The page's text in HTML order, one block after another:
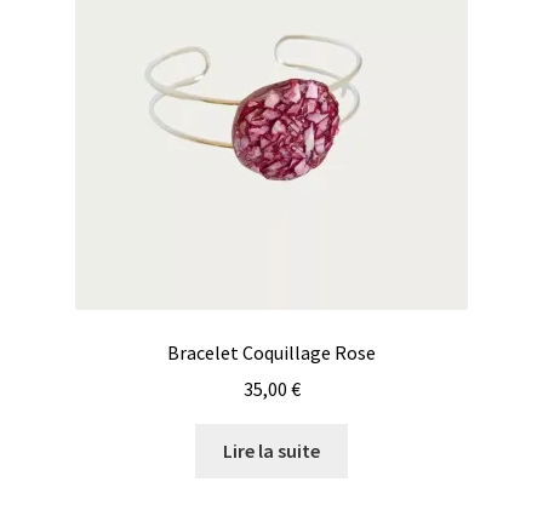
Bracelet Coquillage Rose
35,00 €
Lire la suite